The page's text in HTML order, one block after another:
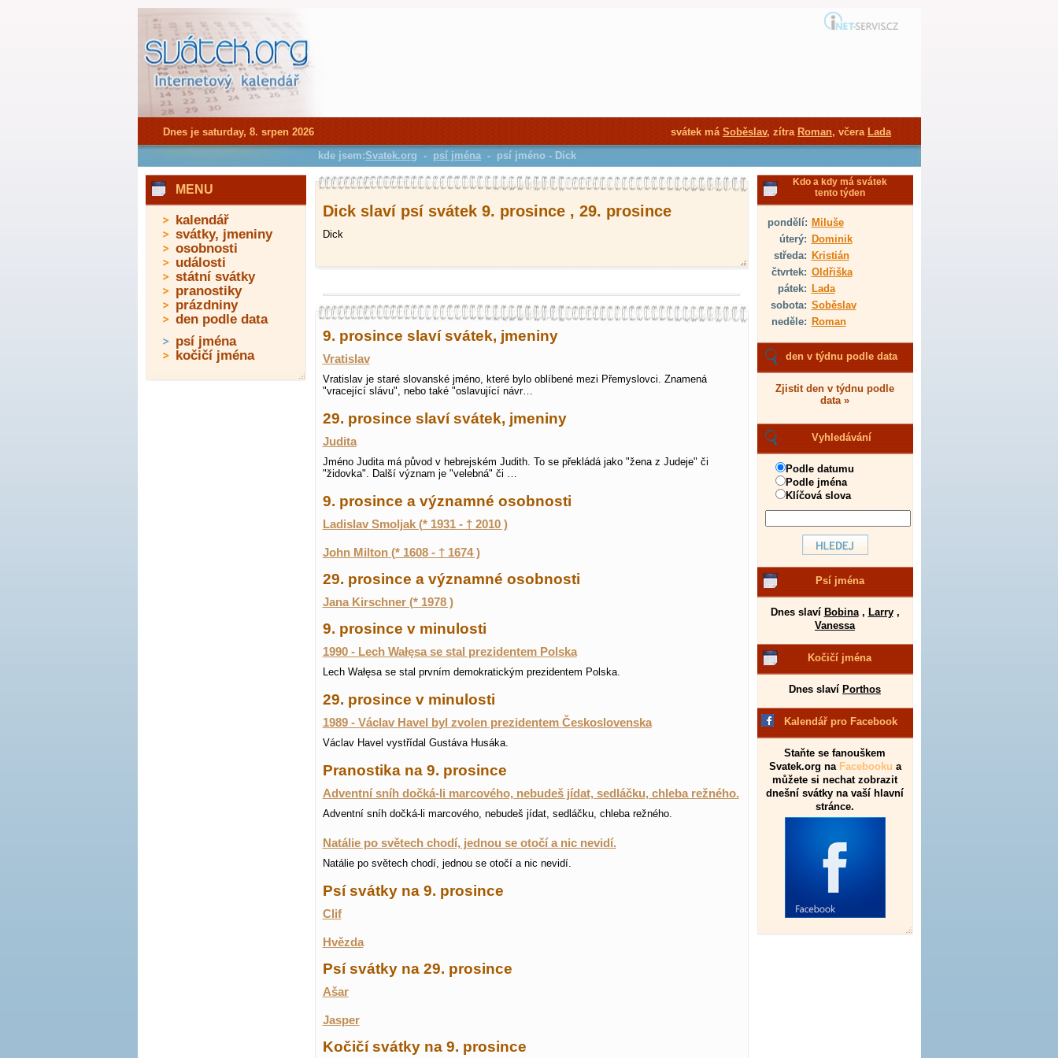
Dick slaví psí svátek 9. prosince , 29. prosince
Dick
9. prosince slaví svátek, jmeniny
Vratislav
Vratislav je staré slovanské jméno, které bylo oblíbené mezi Přemyslovci. Znamená
"vracející slávu", nebo také "oslavující návr…
29. prosince slaví svátek, jmeniny
Judita
Jméno Judita má původ v hebrejském Judith. To se překládá jako "žena z Judeje" či
"židovka". Další význam je "velebná" či …
9. prosince a významné osobnosti
Ladislav Smoljak (* 1931 - † 2010 )
John Milton (* 1608 - † 1674 )
29. prosince a významné osobnosti
Jana Kirschner (* 1978 )
9. prosince v minulosti
1990 - Lech Wałęsa se stal prezidentem Polska
Lech Wałęsa se stal prvním demokratickým prezidentem Polska.
29. prosince v minulosti
1989 - Václav Havel byl zvolen prezidentem Československa
Václav Havel vystřídal Gustáva Husáka.
Pranostika na 9. prosince
Adventní sníh dočká-li marcového, nebudeš jídat, sedláčku, chleba režného.
Adventní sníh dočká-li marcového, nebudeš jídat, sedláčku, chleba režného.
Natálie po světech chodí, jednou se otočí a nic nevidí.
Natálie po světech chodí, jednou se otočí a nic nevidí.
Psí svátky na 9. prosince
Clif
Hvězda
Psí svátky na 29. prosince
Ašar
Jasper
Kočičí svátky na 9. prosince
Kdo a kdy má svátek
tento týden
pondělí: Miluše
úterý: Dominik
středa: Kristián
čtvrtek: Oldřiška
pátek: Lada
sobota: Soběslav
neděle: Roman
den v týdnu podle data
Zjistit den v týdnu podle
data »
Vyhledávání
Podle datumu
Podle jména
Klíčová slova
Psí jména
Dnes slaví Bobina, Larry,
Vanessa
Kočičí jména
Dnes slaví Porthos
Kalendář pro Facebook
Staňte se fanouškem
Svatek.org na Facebooku a
můžete si nechat zobrazit
dnešní svátky na vaší hlavní
stránce.
MENU
kalendář
svátky, jmeniny
osobnosti
události
státní svátky
pranostiky
prázdniny
den podle data
psí jména
kočičí jména
Dnes je saturday, 8. srpen 2026 svátek má Soběslav, zítra Roman, včera Lada
kde jsem:Svatek.org - psí jména - psí jméno - Dick